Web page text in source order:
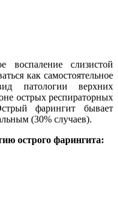
слизистой
как самостоятельное
патологии верхних
острых респираторных
фарингит бывает
(30% случаев).
острого фарингита: